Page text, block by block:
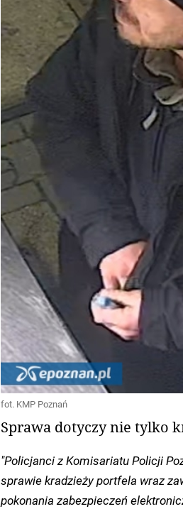
fot. KMP Poznań
Sprawa dotyczy nie tylko
"Policjanci z Komisariatu Policji
sprawie kradzieży portfela wraz
pokonania zabezpieczeń